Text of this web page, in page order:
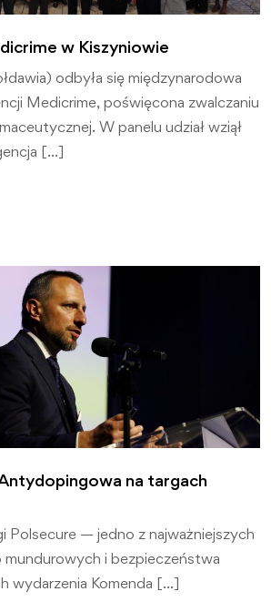
w Kiszyniowie
odbyła się międzynarodowa
Medicrime, poświęcona zwalczaniu
W panelu udział wziął
[…]
na targach
Polsecure — jedno z najważniejszych
mundurowych i bezpieczeństwa
wydarzenia Komenda […]